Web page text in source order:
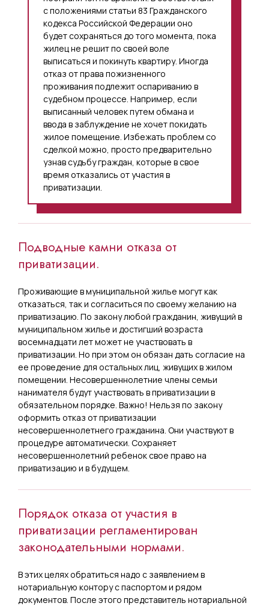
с положениями статьи 83 Гражданского
кодекса Российской Федерации оно
будет сохраняться до того момента, пока
жилец не решит по своей воле
выписаться и покинуть квартиру. Иногда
отказ от права пожизненного
проживания подлежит оспариванию в
судебном процессе. Например, если
выписанный человек путем обмана и
ввода в заблуждение не хочет покидать
жилое помещение. Избежать проблем со
сделкой можно, просто предварительно
узнав судьбу граждан, которые в свое
время отказались от участия в
приватизации.
Подводные камни отказа от
приватизации.
Проживающие в муниципальной жилье могут как
отказаться, так и согласиться по своему желанию на
приватизацию. По закону любой гражданин, живущий в
муниципальном жилье и достигший возраста
восемнадцати лет может не участвовать в
приватизации. Но при этом он обязан дать согласие на
ее проведение для остальных лиц, живущих в жилом
помещении. Несовершеннолетние члены семьи
нанимателя будут участвовать в приватизации в
обязательном порядке. Важно! Нельзя по закону
оформить отказ от приватизации
несовершеннолетнего гражданина. Они участвуют в
процедуре автоматически. Сохраняет
несовершеннолетний ребенок свое право на
приватизацию и в будущем.
Порядок отказа от участия в
приватизации регламентирован
законодательными нормами.
В этих целях обратиться надо с заявлением в
нотариальную контору с паспортом и рядом
документов. После этого представитель нотариальной